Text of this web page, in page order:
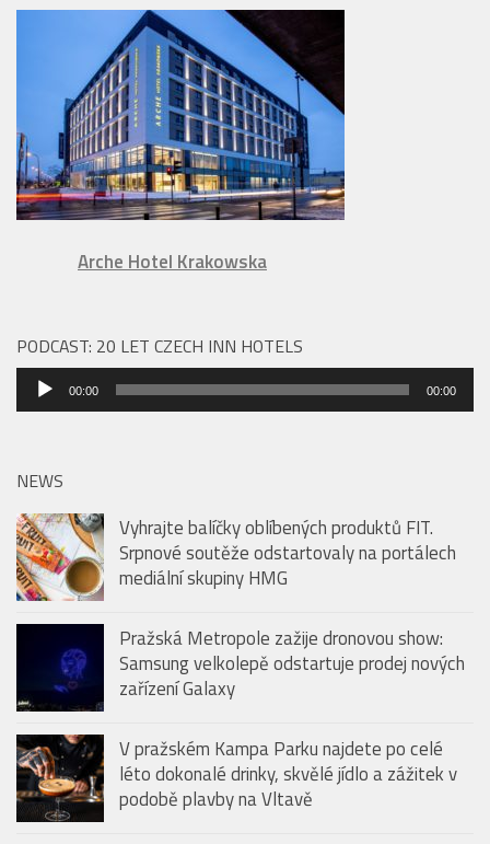
Arche Hotel Krakowska
PODCAST: 20 LET CZECH INN HOTELS
Audio
přehrávač
00:00 00:00
NEWS
Vyhrajte balíčky oblíbených produktů FIT.
Srpnové soutěže odstartovaly na portálech
mediální skupiny HMG
Pražská Metropole zažije dronovou show:
Samsung velkolepě odstartuje prodej nových
zařízení Galaxy
V pražském Kampa Parku najdete po celé
léto dokonalé drinky, skvělé jídlo a zážitek v
podobě plavby na Vltavě